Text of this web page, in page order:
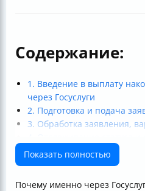
Содержание:
1. Введение в выплату
через Госуслуги
2. Подготовка и подача
3. Обработка заявления,
5. Законодательство и
Итог: как не запутаться и
Показать полностью
Почему именно через